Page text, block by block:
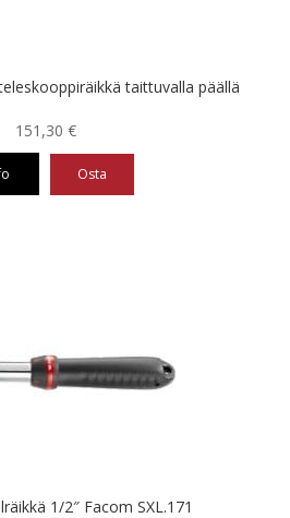
taittuvalla päällä
151,30 €
Osta
1/2″ Facom SXL.171